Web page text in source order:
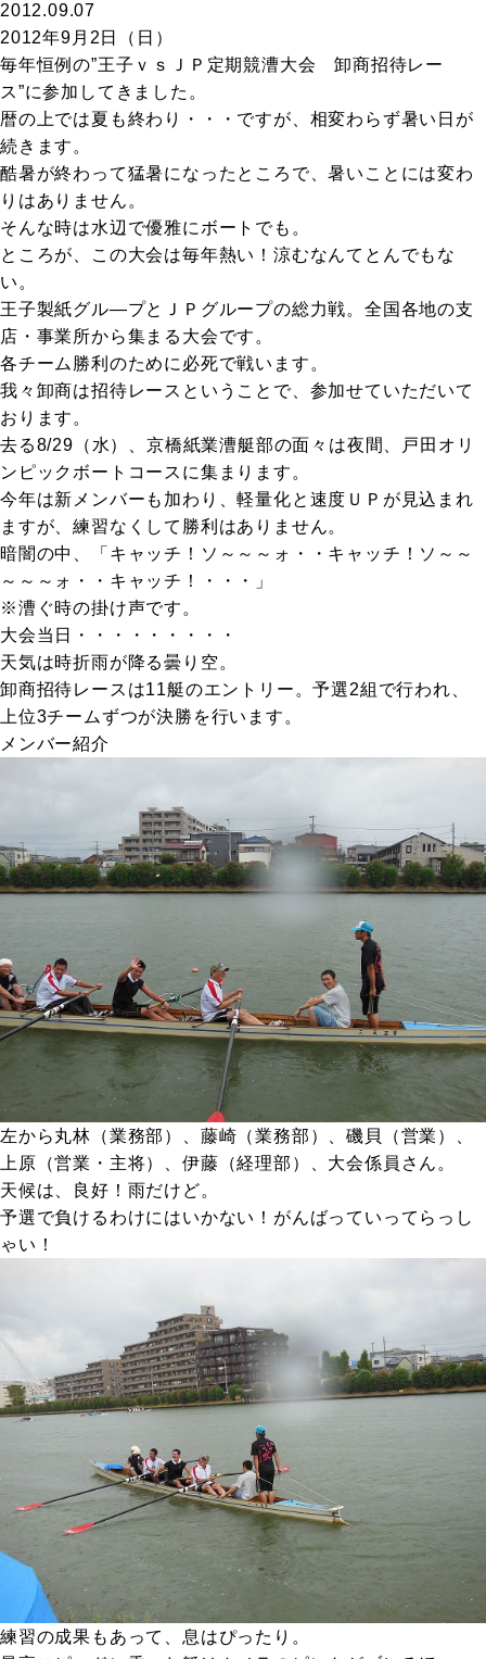
2012.09.07
2012年9月2日（日）
毎年恒例の”王子ｖｓＪＰ定期競漕大会 卸商招待レー
ス”に参加してきました。
暦の上では夏も終わり・・・ですが、相変わらず暑い日が
続きます。
酷暑が終わって猛暑になったところで、暑いことには変わ
りはありません。
そんな時は水辺で優雅にボートでも。
ところが、この大会は毎年熱い！涼むなんてとんでもな
い。
王子製紙グル―プとＪＰグループの総力戦。全国各地の支
店・事業所から集まる大会です。
各チーム勝利のために必死で戦います。
我々卸商は招待レースということで、参加せていただいて
おります。
去る8/29（水）、京橋紙業漕艇部の面々は夜間、戸田オリ
ンピックボートコースに集まります。
今年は新メンバーも加わり、軽量化と速度ＵＰが見込まれ
ますが、練習なくして勝利はありません。
暗闇の中、「キャッチ！ソ～～～ォ・・キャッチ！ソ～～
～～～ォ・・キャッチ！・・・」
※漕ぐ時の掛け声です。
大会当日・・・・・・・・・
天気は時折雨が降る曇り空。
卸商招待レースは11艇のエントリー。予選2組で行われ、
上位3チームずつが決勝を行います。
メンバー紹介
左から丸林（業務部）、藤崎（業務部）、磯貝（営業）、
上原（営業・主将）、伊藤（経理部）、大会係員さん。
天候は、良好！雨だけど。
予選で負けるわけにはいかない！がんばっていってらっし
ゃい！
練習の成果もあって、息はぴったり。